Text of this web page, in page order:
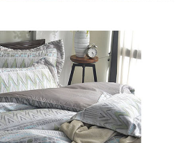
他人資訊註冊。若發現惡意使用之情形，
該用戶之使用額度並採取法律行動。